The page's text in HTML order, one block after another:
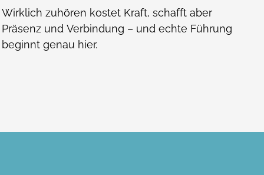
Wirklich zuhören kostet Kraft, schafft aber
Präsenz und Verbindung – und echte Führung
beginnt genau hier.